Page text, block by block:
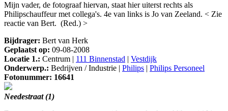
Mijn vader, de fotograaf hiervan, staat hier uiterst rechts als
Philipschauffeur met collega's. 4e van links is Jo van Zeeland. < Zie
reactie van Bert. (Red.) >
Bijdrager: Bert van Herk
Geplaatst op: 09-08-2008
Locatie 1.: Centrum | 111 Binnenstad | Vestdijk
Onderwerp.: Bedrijven / Industrie | Philips | Philips Personeel
Fotonummer: 16641
Needestraat (1)